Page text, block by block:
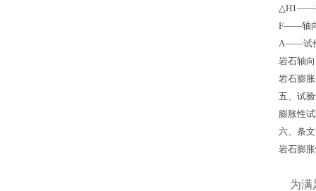
△H1——
F——轴
A——试
岩石轴
岩石膨
五、试
膨胀性
六、条
岩石膨
为满